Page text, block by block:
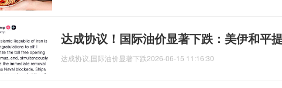
达成协议！国际油价显著下跌：美伊和平
达成协议,国际油价显著下跌2026-06-15 11:16:30